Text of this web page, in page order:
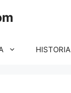
HISTORIA